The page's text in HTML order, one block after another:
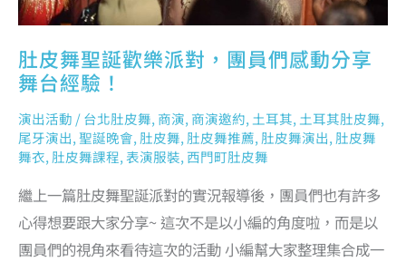
肚皮舞聖誕歡樂派對，團員們感動分享
舞台經驗！
演出活動 /台北肚皮舞, 商演, 商演邀約, 土耳其, 土耳其肚皮舞,
尾牙演出,聖誕晚會, 肚皮舞, 肚皮舞推薦, 肚皮舞演出, 肚皮舞
舞衣, 肚皮舞課程,表演服裝, 西門町肚皮舞
繼上一篇肚皮舞聖誕派對的實況報導後，團員們也有許多
心得想要跟大家分享~ 這次不是以小編的角度啦，而是以
團員們的視角來看待這次的活動 小編幫大家整理集合成一